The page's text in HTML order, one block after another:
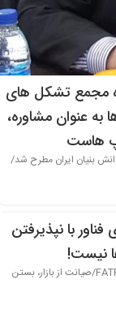
مجمع تشکل های
عنوان مشاوره،
هاست
بنیان ایران مطرح شد/
با نپذیرفتن
سایه سنگین محدودیت‌ها بر سر شرکت‌های فناور با نپذیرفتن FATF/صیانت از بازار، بستن